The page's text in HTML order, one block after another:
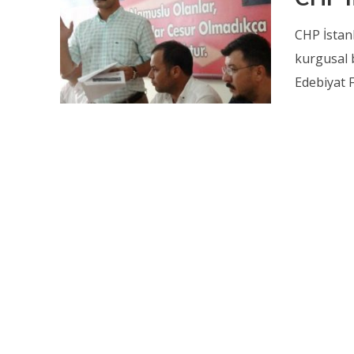
CHP
kurgusal
Edebiyat